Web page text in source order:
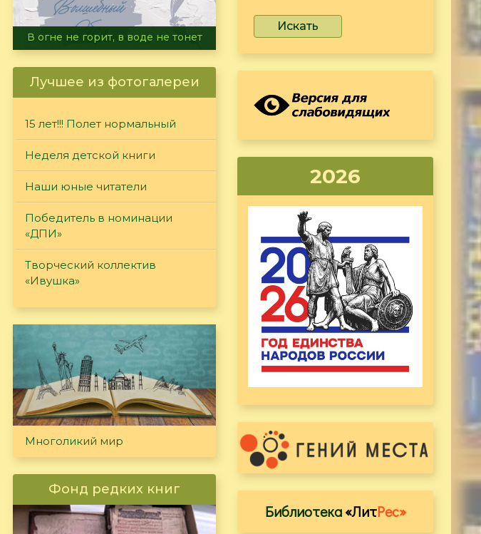
Летние турниры Warhammer
Лучшее из фотогалереи
15 лет!!! Полет нормальный
Неделя детской книги
Наши юные читатели
Победитель в номинации
«ДПИ»
Творческий коллектив
«Ивушка»
Многоликий мир
Фонд редких книг
Искать
2026
Библиотека«ЛитРес»